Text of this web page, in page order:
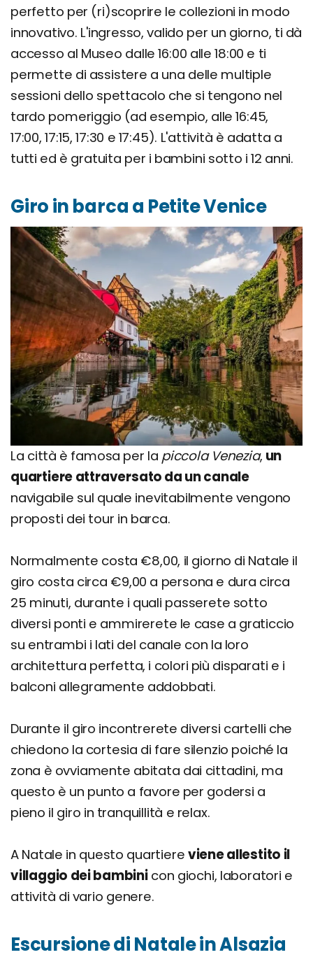
perfetto per (ri)scoprire le collezioni in modo
innovativo. L'ingresso, valido per un giorno, ti dà
accesso al Museo dalle 16:00 alle 18:00 e ti
permette di assistere a una delle multiple
sessioni dello spettacolo che si tengono nel
tardo pomeriggio (ad esempio, alle 16:45,
17:00, 17:15, 17:30 e 17:45). L'attività è adatta a
tutti ed è gratuita per i bambini sotto i 12 anni.
Giro in barca a Petite Venice
La città è famosa per la piccola Venezia, un
quartiere attraversato da un canale
navigabile sul quale inevitabilmente vengono
proposti dei tour in barca.
Normalmente costa €8,00, il giorno di Natale il
giro costa circa €9,00 a persona e dura circa
25 minuti, durante i quali passerete sotto
diversi ponti e ammirerete le case a graticcio
su entrambi i lati del canale con la loro
architettura perfetta, i colori più disparati e i
balconi allegramente addobbati.
Durante il giro incontrerete diversi cartelli che
chiedono la cortesia di fare silenzio poiché la
zona è ovviamente abitata dai cittadini, ma
questo è un punto a favore per godersi a
pieno il giro in tranquillità e relax.
A Natale in questo quartiere viene allestito il
villaggio dei bambinicon giochi, laboratori e
attività di vario genere.
Escursione di Natale in Alsazia